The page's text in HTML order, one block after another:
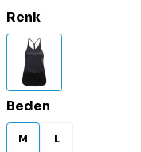
Renk
Beden
M L